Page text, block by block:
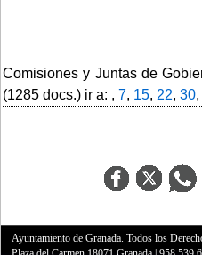
Comisiones y Juntas de
(1285 docs.) ir a: , 7, 15, 22, 30,
Ayuntamiento de Granada. Todos los